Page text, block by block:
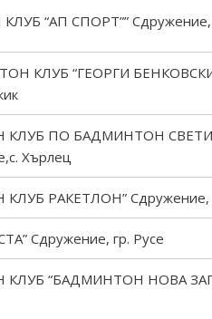
“АП СПОРТ”” Сдружение,
КЛУБ “ГЕОРГИ
КЛУБ ПО БАДМИНТОН
Хърлец
РАКЕТЛОН” Сдружение,
Сдружение, гр. Русе
“БАДМИНТОН НОВА